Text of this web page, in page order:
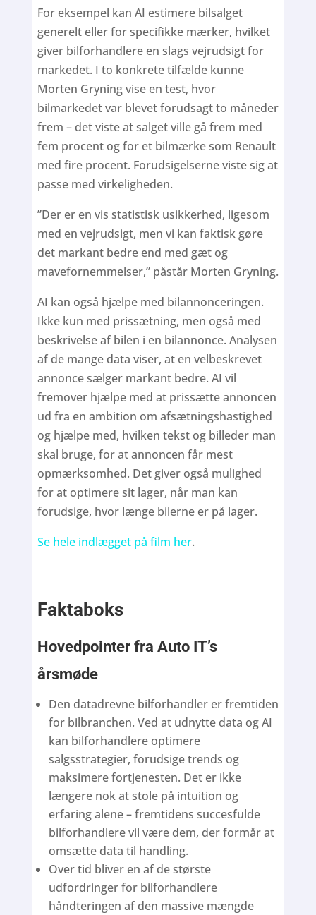
For eksempel kan AI estimere bilsalget
generelt eller for specifikke mærker, hvilket
giver bilforhandlere en slags vejrudsigt for
markedet. I to konkrete tilfælde kunne
Morten Gryning vise en test, hvor
bilmarkedet var blevet forudsagt to måneder
frem – det viste at salget ville gå frem med
fem procent og for et bilmærke som Renault
med fire procent. Forudsigelserne viste sig at
passe med virkeligheden.
”Der er en vis statistisk usikkerhed, ligesom
med en vejrudsigt, men vi kan faktisk gøre
det markant bedre end med gæt og
mavefornemmelser,” påstår Morten Gryning.
AI kan også hjælpe med bilannonceringen.
Ikke kun med prissætning, men også med
beskrivelse af bilen i en bilannonce. Analysen
af de mange data viser, at en velbeskrevet
annonce sælger markant bedre. AI vil
fremover hjælpe med at prissætte annoncen
ud fra en ambition om afsætningshastighed
og hjælpe med, hvilken tekst og billeder man
skal bruge, for at annoncen får mest
opmærksomhed. Det giver også mulighed
for at optimere sit lager, når man kan
forudsige, hvor længe bilerne er på lager.
Se hele indlægget på film her.
Faktaboks
Hovedpointer fra Auto IT’s
årsmøde
Den datadrevne bilforhandler er fremtiden
for bilbranchen. Ved at udnytte data og AI
kan bilforhandlere optimere
salgsstrategier, forudsige trends og
maksimere fortjenesten. Det er ikke
længere nok at stole på intuition og
erfaring alene – fremtidens succesfulde
bilforhandlere vil være dem, der formår at
omsætte data til handling.
Over tid bliver en af de største
udfordringer for bilforhandlere
håndteringen af den massive mængde